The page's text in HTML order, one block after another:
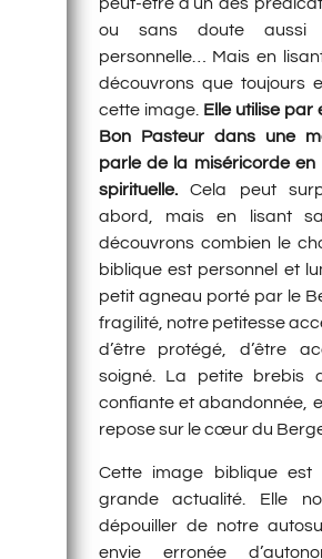
peut-être d’un des
ou sans doute aussi
personnelle… Mais en
découvrons que toujours
cette image. Elle utilise par
Bon Pasteur dans une
parle de la miséricorde en
spirituelle.Cela peut
abord, mais en lisant
découvrons combien le
biblique est personnel et
petit agneau porté par le
fragilité, notre petitesse
d’être protégé, d’être
soigné. La petite brebis
confiante et abandonnée,
repose sur le cœur du
Cette image biblique est
grande actualité. Elle
dépouiller de notre
envie erronée